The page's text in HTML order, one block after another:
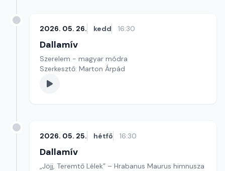
2026. 05. 26. kedd 16:30
Dallamív
Szerelem - magyar módra
Szerkesztő: Marton Árpád
2026. 05. 25. hétfő 16:30
Dallamív
„Jöjj, Teremtő Lélek” – Hrabanus Maurus himnusza